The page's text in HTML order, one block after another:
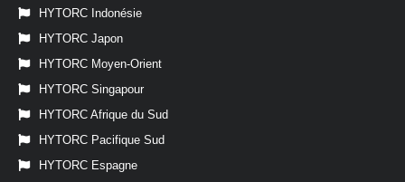
HYTORC Indonésie
HYTORC Japon
HYTORC Moyen-Orient
HYTORC Singapour
HYTORC Afrique du Sud
HYTORC Pacifique Sud
HYTORC Espagne